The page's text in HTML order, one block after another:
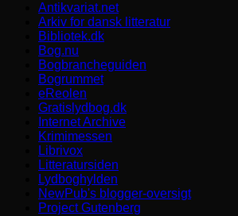
Antikvariat.net
Arkiv for dansk litteratur
Bibliotek.dk
Bog.nu
Bogbrancheguiden
Bogrummet
eReolen
Gratislydbog.dk
Internet Archive
Krimimessen
Librivox
Litteratursiden
Lydboghylden
NewPub's blogger-oversigt
Project Gutenberg